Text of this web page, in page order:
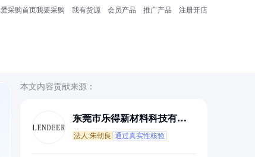
爱采购首页我要采购 我有货源 会员产品 推广产品 注册开店
本文内容贡献来源：
东莞市乐得新材料科技有限
法人:朱朝良 通过真实性核验